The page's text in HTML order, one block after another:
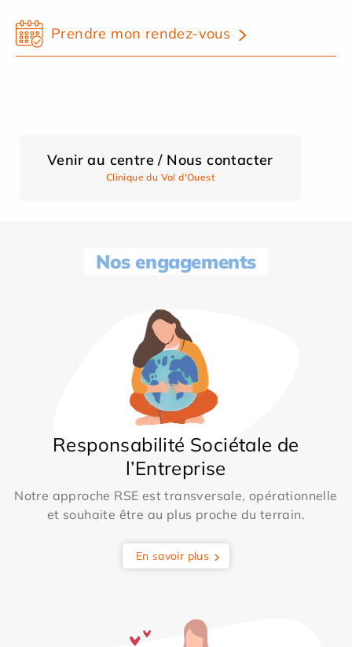
Prendre mon rendez-vous
Venir au centre / Nous contacter
Clinique du Val d'Ouest
Nos engagements
Responsabilité Sociétale de
l’Entreprise
Notre approche RSE est transversale, opérationnelle
et souhaite être au plus proche du terrain.
En savoir plus